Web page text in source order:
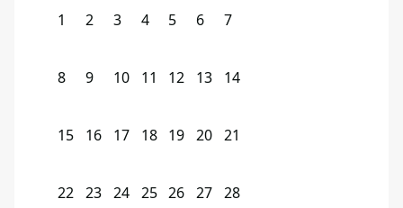
1 2 3 4 5 6 7
8 9 10 11 12 13 14
15 16 17 18 19 20 21
22 23 24 25 26 27 28